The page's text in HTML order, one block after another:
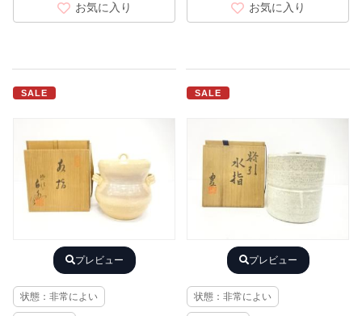
お気に入り お気に入り
SALE
プレビュー
状態：非常によい
SALE
プレビュー
状態：非常によい